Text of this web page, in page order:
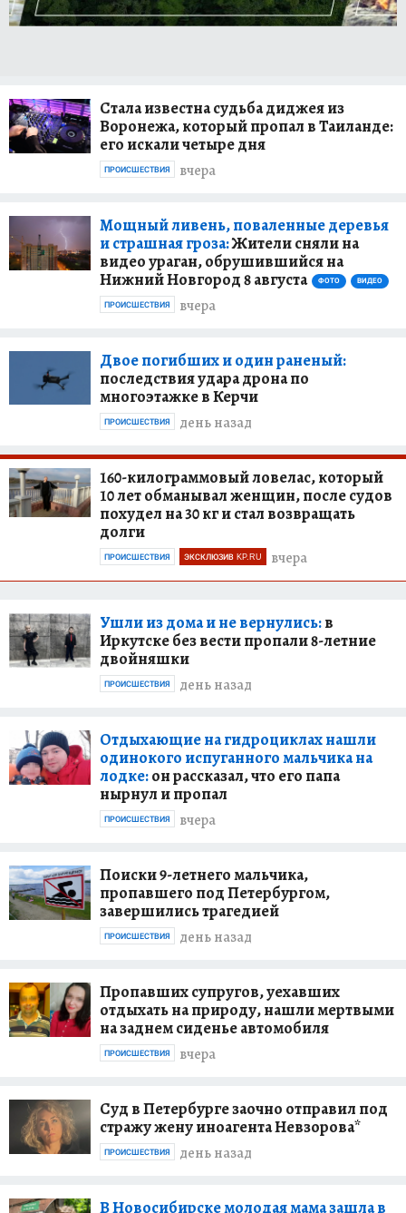
Стала известна судьба диджея из
Воронежа, который пропал в Таиланде:
его искали четыре дня
вчера
ПРОИСШЕСТВИЯ
Мощный ливень, поваленные деревья
и страшная гроза:Жители сняли на
видео ураган, обрушившийся на
Нижний Новгород 8 августа
ФОТО ВИДЕО
вчера
ПРОИСШЕСТВИЯ
Двое погибших и один раненый:
последствия удара дрона по
многоэтажке в Керчи
день назад
ПРОИСШЕСТВИЯ
160-килограммовый ловелас, который
10 лет обманывал женщин, после судов
похудел на 30 кг и стал возвращать
долги
вчера
ПРОИСШЕСТВИЯ ЭКСКЛЮЗИВ KP.RU
Ушли из дома и не вернулись:в
Иркутске без вести пропали 8-летние
двойняшки
день назад
ПРОИСШЕСТВИЯ
Отдыхающие на гидроциклах нашли
одинокого испуганного мальчика на
лодке:он рассказал, что его папа
нырнул и пропал
вчера
ПРОИСШЕСТВИЯ
Поиски 9-летнего мальчика,
пропавшего под Петербургом,
завершились трагедией
день назад
ПРОИСШЕСТВИЯ
Пропавших супругов, уехавших
отдыхать на природу, нашли мертвыми
на заднем сиденье автомобиля
вчера
ПРОИСШЕСТВИЯ
Суд в Петербурге заочно отправил под
стражу жену иноагента Невзорова*
день назад
ПРОИСШЕСТВИЯ
В Новосибирске молодая мама зашла в